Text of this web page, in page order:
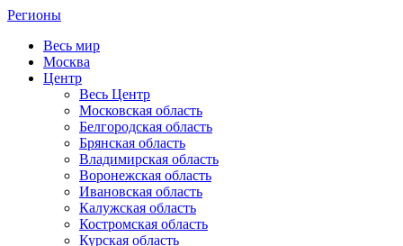
Регионы
Весь мир
Москва
Центр
Весь Центр
Московская область
Белгородская область
Брянская область
Владимирская область
Воронежская область
Ивановская область
Калужская область
Костромская область
Курская область